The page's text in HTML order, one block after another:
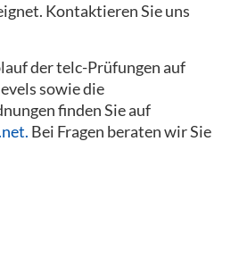
Kontaktieren Sie uns
der telc-Prüfungen auf
sowie die
finden Sie auf
Bei Fragen beraten wir Sie